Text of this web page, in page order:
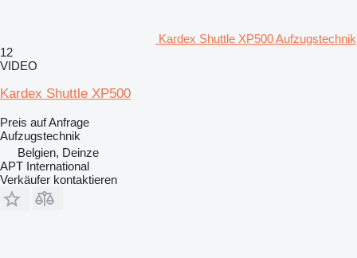
Kardex Shuttle XP500 Aufzugstechnik
12
VIDEO
Kardex Shuttle XP500
Preis auf Anfrage
Aufzugstechnik
Belgien, Deinze
APT International
Verkäufer kontaktieren